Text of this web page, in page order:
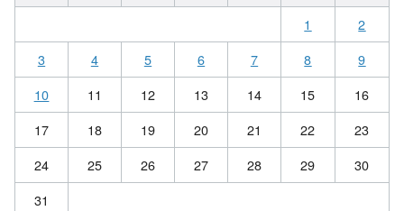
1
2
3
4 5 6 7 8
9
10
11 12 13 14 15
16
17
18 19 20 21 22
23
24
25 26 27 28 29
30
31